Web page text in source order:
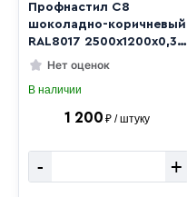
В наличии
Профнастил С8
шоколадно-коричневый
RAL8017 2500х1200х0,32
мм
Нет оценок
1 200 ₽ / штуку
- +